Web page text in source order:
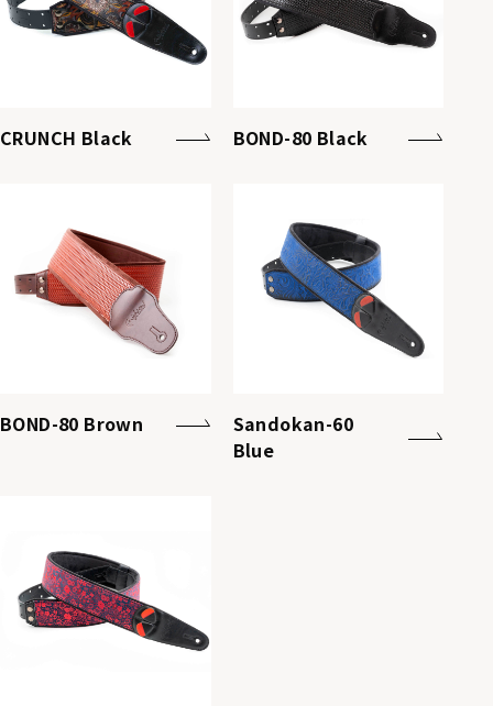
CRUNCH Black BOND-80 Black
BOND-80 Brown
Sandokan-60
Blue